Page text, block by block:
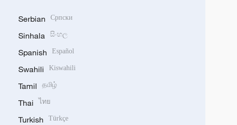
Serbian Српски
Sinhala සිංහල
Spanish Español
Swahili Kiswahili
Tamil தமிழ்
Thai ไทย
Turkish Türkçe